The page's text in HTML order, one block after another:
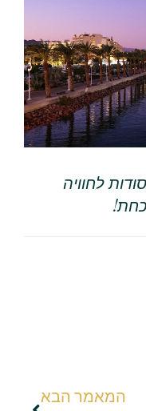
לחוויה
המאמר הבא